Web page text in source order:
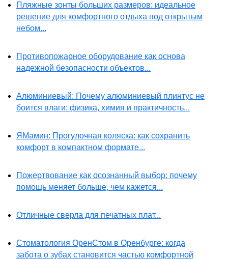
Пляжные зонты больших размеров: идеальное
решение для комфортного отдыха под открытым
небом...
Противопожарное оборудование как основа
надежной безопасности объектов...
Алюминиевый: Почему алюминиевый плинтус не
боится влаги: физика, химия и практичность...
ЯМамин: Прогулочная коляска: как сохранить
комфорт в компактном формате...
Пожертвование как осознанный выбор: почему
помощь меняет больше, чем кажется...
Отличные сверла для печатных плат...
Стоматология ОренСтом в Оренбурге: когда
забота о зубах становится частью комфортной